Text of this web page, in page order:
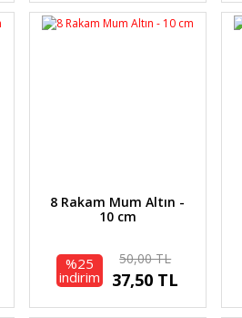
8 Rakam Mum Altın -
10 cm
%25
indirim
50,00 TL
37,50 TL